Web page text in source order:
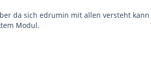
da sich edrumin mit allen versteht
Modul.